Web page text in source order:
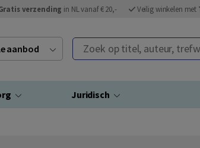
verzending in NL vanaf € 20,- Veilig winkelen met
aanbod Zoek op titel, auteur,
Juridisch